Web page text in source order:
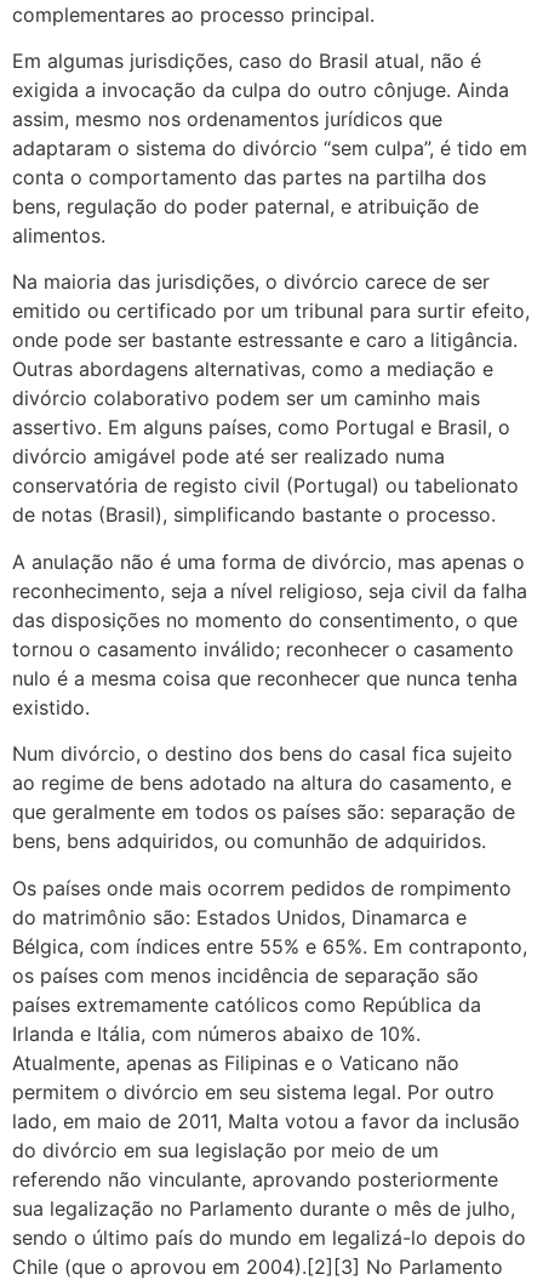
complementares ao processo principal.
Em algumas jurisdições, caso do Brasil atual, não é
exigida a invocação da culpa do outro cônjuge. Ainda
assim, mesmo nos ordenamentos jurídicos que
adaptaram o sistema do divórcio “sem culpa”, é tido em
conta o comportamento das partes na partilha dos
bens, regulação do poder paternal, e atribuição de
alimentos.
Na maioria das jurisdições, o divórcio carece de ser
emitido ou certificado por um tribunal para surtir efeito,
onde pode ser bastante estressante e caro a litigância.
Outras abordagens alternativas, como a mediação e
divórcio colaborativo podem ser um caminho mais
assertivo. Em alguns países, como Portugal e Brasil, o
divórcio amigável pode até ser realizado numa
conservatória de registo civil (Portugal) ou tabelionato
de notas (Brasil), simplificando bastante o processo.
A anulação não é uma forma de divórcio, mas apenas o
reconhecimento, seja a nível religioso, seja civil da falha
das disposições no momento do consentimento, o que
tornou o casamento inválido; reconhecer o casamento
nulo é a mesma coisa que reconhecer que nunca tenha
existido.
Num divórcio, o destino dos bens do casal fica sujeito
ao regime de bens adotado na altura do casamento, e
que geralmente em todos os países são: separação de
bens, bens adquiridos, ou comunhão de adquiridos.
Os países onde mais ocorrem pedidos de rompimento
do matrimônio são: Estados Unidos, Dinamarca e
Bélgica, com índices entre 55% e 65%. Em contraponto,
os países com menos incidência de separação são
países extremamente católicos como República da
Irlanda e Itália, com números abaixo de 10%.
Atualmente, apenas as Filipinas e o Vaticano não
permitem o divórcio em seu sistema legal. Por outro
lado, em maio de 2011, Malta votou a favor da inclusão
do divórcio em sua legislação por meio de um
referendo não vinculante, aprovando posteriormente
sua legalização no Parlamento durante o mês de julho,
sendo o último país do mundo em legalizá-lo depois do
Chile (que o aprovou em 2004).[2][3] No Parlamento